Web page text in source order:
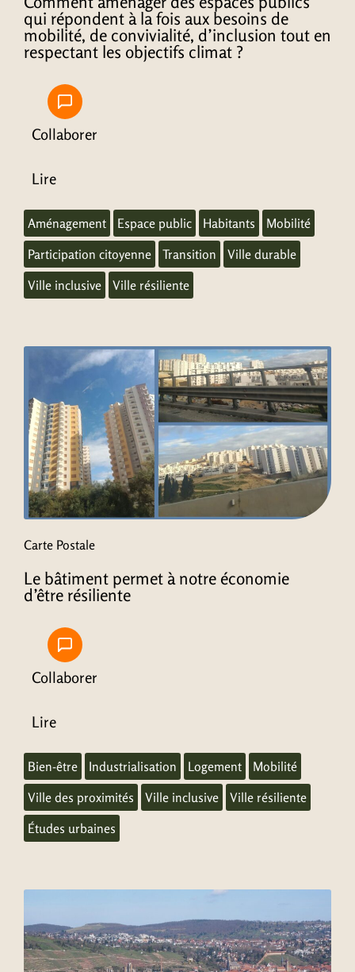
qui répondent à la fois aux besoins de
mobilité, de convivialité, d’inclusion tout en
respectant les objectifs climat ?
Collaborer
Lire
Aménagement Espace public Habitants
Mobilité
Participation citoyenne
Transition
Ville durable
Ville inclusive
Ville résiliente
Carte Postale
Le bâtiment permet à notre économie
d’être résiliente
Collaborer
Lire
Bien-être Industrialisation Logement
Mobilité
Ville des proximités
Ville inclusive
Ville résiliente
Études urbaines